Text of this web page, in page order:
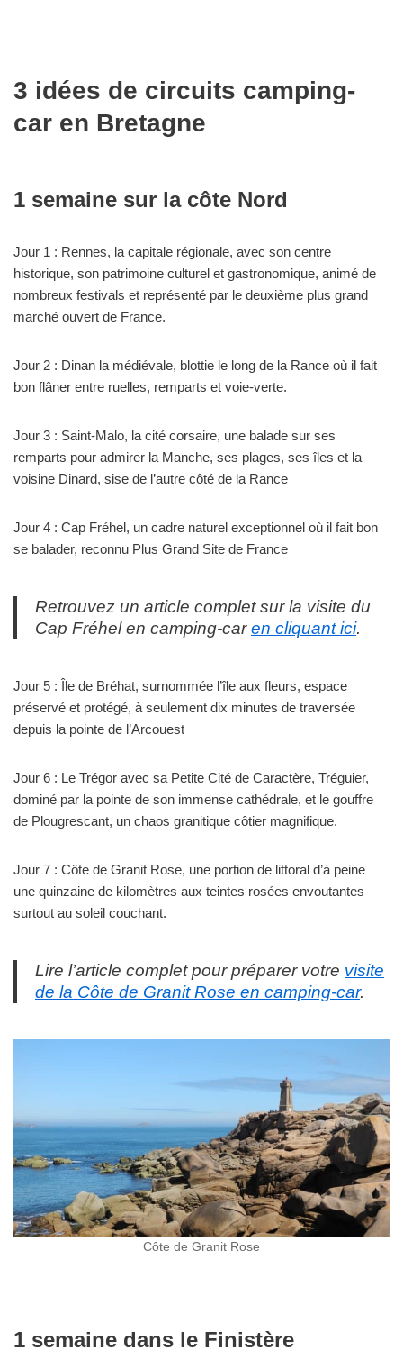
3 idées de circuits camping-
car en Bretagne
1 semaine sur la côte Nord
Jour 1 : Rennes, la capitale régionale, avec son centre
historique, son patrimoine culturel et gastronomique, animé de
nombreux festivals et représenté par le deuxième plus grand
marché ouvert de France.
Jour 2 : Dinan la médiévale, blottie le long de la Rance où il fait
bon flâner entre ruelles, remparts et voie-verte.
Jour 3 : Saint-Malo, la cité corsaire, une balade sur ses
remparts pour admirer la Manche, ses plages, ses îles et la
voisine Dinard, sise de l’autre côté de la Rance
Jour 4 : Cap Fréhel, un cadre naturel exceptionnel où il fait bon
se balader, reconnu Plus Grand Site de France
Retrouvez un article complet sur la visite du
Cap Fréhel en camping-caren cliquant ici.
Jour 5 : Île de Bréhat, surnommée l’île aux fleurs, espace
préservé et protégé, à seulement dix minutes de traversée
depuis la pointe de l’Arcouest
Jour 6 : Le Trégor avec sa Petite Cité de Caractère, Tréguier,
dominé par la pointe de son immense cathédrale, et le gouffre
de Plougrescant, un chaos granitique côtier magnifique.
Jour 7 : Côte de Granit Rose, une portion de littoral d’à peine
une quinzaine de kilomètres aux teintes rosées envoutantes
surtout au soleil couchant.
Lire l’article complet pour préparer votre visite
de la Côte de Granit Rose en camping-car.
Côte de Granit Rose
1 semaine dans le Finistère